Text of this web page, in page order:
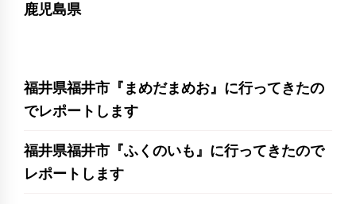
鹿児島県
福井県福井市『まめだまめお』に行ってきたの
でレポートします
福井県福井市『ふくのいも』に行ってきたので
レポートします